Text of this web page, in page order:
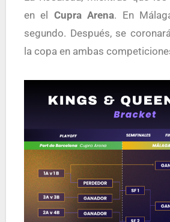
en el Cupra Arena. En
segundo. Después, se
la copa en ambas